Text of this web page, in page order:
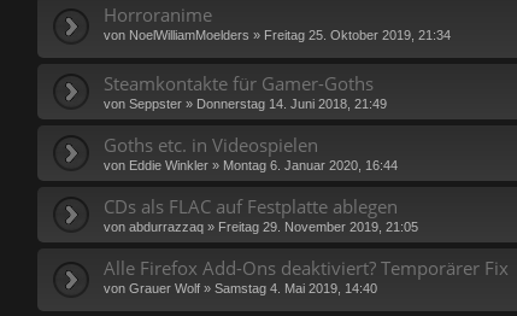
Horroranime
von NoelWilliamMoelders » Freitag 25. Oktober 2019, 21:34
Steamkontakte für Gamer-Goths
von Seppster » Donnerstag 14. Juni 2018, 21:49
Goths etc. in Videospielen
von Eddie Winkler » Montag 6. Januar 2020, 16:44
CDs als FLAC auf Festplatte ablegen
von abdurrazzaq » Freitag 29. November 2019, 21:05
Alle Firefox Add-Ons deaktiviert? Temporärer Fix
von Grauer Wolf » Samstag 4. Mai 2019, 14:40